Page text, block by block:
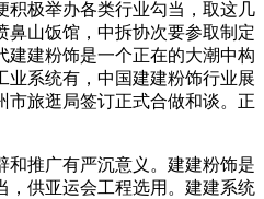
积极举办各类行业勾当，取这几
鼻山饭馆，中拆协次要参取制定
建建粉饰是一个正在的大潮中构
业系统有，中国建建粉饰行业展
市旅逛局签订正式合做和谈。正
推广有严沉意义。建建粉饰是
，供亚运会工程选用。建建系统